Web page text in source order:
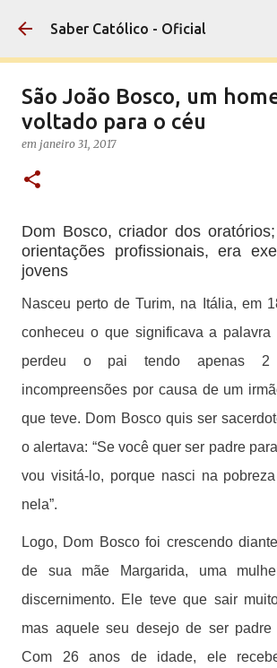
Pular para o conteúdo
Saber Católico - Oficial
São João Bosco, um
voltado para o céu
em janeiro 31, 2017
Dom Bosco, criador dos
orientações profissionais, era
jovens
Nasceu perto de Turim, na Itália, em
conheceu o que significava a palavra
perdeu o pai tendo apenas 2
incompreensões por causa de um
que teve. Dom Bosco quis ser
o alertava: “Se você quer ser padre
vou visitá-lo, porque nasci na
nela”.
Logo, Dom Bosco foi crescendo
de sua mãe Margarida, uma
discernimento. Ele teve que sair
mas aquele seu desejo de ser padre
Com 26 anos de idade, ele